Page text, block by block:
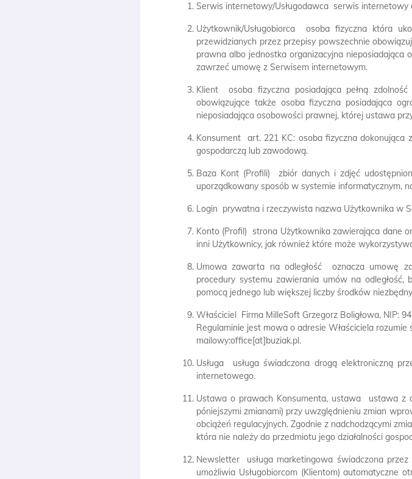
Serwis internetowy/Usługodawca  serwis
Użytkownik/Usługobiorca  osoba fizyczna która
przewidzianych przez przepisy powszechnie
prawna albo jednostka organizacyjna
zawrzeć umowę z Serwisem internetowym.
Klient  osoba fizyczna posiadająca pełną
obowiązujące także osoba fizyczna posiadająca
nieposiadająca osobowości prawnej, której ustawa
Konsument  art. 221 KC: osoba fizyczna
gospodarczą lub zawodową.
Baza Kont (Profili)  zbiór danych i zdjęć
uporządkowany sposób w systemie informatycznym,
Login  prywatna i rzeczywista nazwa Użytkownika w
Konto (Profil)  strona Użytkownika zawierająca dane
inni Użytkownicy, jak również które może
Umowa zawarta na odległość  oznacza umowę
procedury systemu zawierania umów na
pomocą jednego lub większej liczby środków
Właściciel  Firma MilleSoft Grzegorz Boligłowa, NIP:
Regulaminie jest mowa o adresie Właściciela
mailowy:office[at]buziak.pl.
Usługa  usługa świadczona drogą elektroniczną
internetowego.
Ustawa o prawach Konsumenta, ustawa  ustawa
póniejszymi zmianami) przy uwzględnieniu zmian
obciążeń regulacyjnych. Zgodnie z nadchodzącymi
która nie należy do przedmiotu jego działalności
Newsletter  usługa marketingowa świadczona
umożliwia Usługobiorcom (Klientom) automatyczne